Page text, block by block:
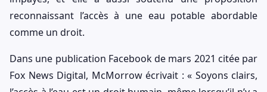
reconnaissant l’accès à une eau potable abordable
comme un droit.
Dans une publication Facebook de mars 2021 citée par
Fox News Digital, McMorrow écrivait : « Soyons clairs,